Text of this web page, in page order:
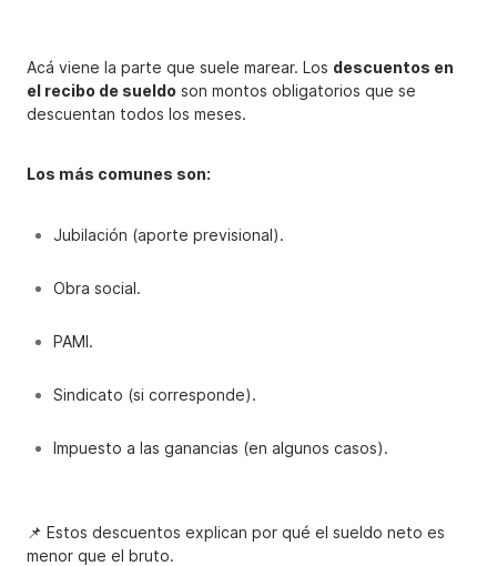
Acá viene la parte que suele marear. Los descuentos en
el recibo de sueldo son montos obligatorios que se
descuentan todos los meses.
Los más comunes son:
Jubilación (aporte previsional).
Obra social.
PAMI.
Sindicato (si corresponde).
Impuesto a las ganancias (en algunos casos).
📌 Estos descuentos explican por qué el sueldo neto es
menor que el bruto.